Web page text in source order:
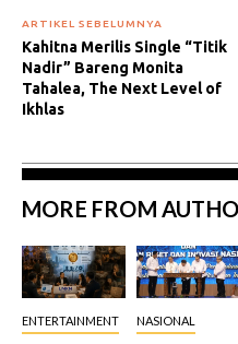
ARTIKEL SEBELUMNYA
Kahitna Merilis Single “Titik
Nadir” Bareng Monita
Tahalea, The Next Level of
Ikhlas
MORE FROM
ENTERTAINMENT NASIONAL